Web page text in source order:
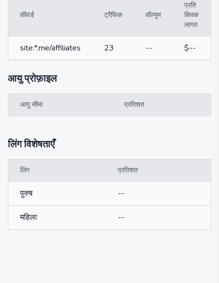
कीवर्ड ट्रैफिक वॉल्यूम
प्रति
क्लिक
लागत
site:*.me/affiliates 23 -- $--
आयु प्रोफ़ाइल
आयु सीमा प्रतिशत
लिंग विशेषताएँ
लिंग प्रतिशत
पुरुष --
महिला --